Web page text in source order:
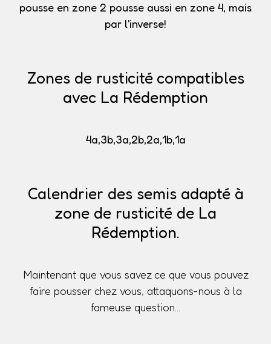
pousse en zone 2 pousse aussi en zone 4, mais
par l'inverse!
Zones de rusticité compatibles
avec La Rédemption
4a,3b,3a,2b,2a,1b,1a
Calendrier des semis adapté à
zone de rusticité de La
Rédemption.
Maintenant que vous savez ce que vous pouvez
faire pousser chez vous, attaquons-nous à la
fameuse question...